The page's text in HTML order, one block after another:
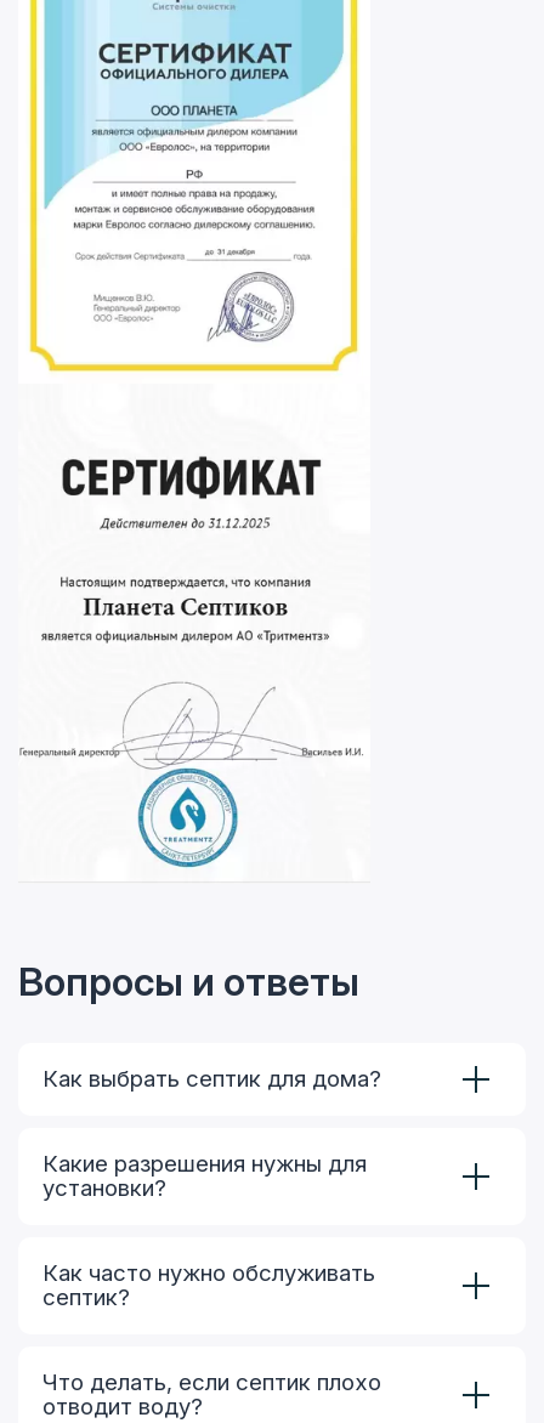
Вопросы и ответы
Как выбрать септик для дома?
Какие разрешения нужны для
установки?
Как часто нужно обслуживать
септик?
Что делать, если септик плохо
отводит воду?